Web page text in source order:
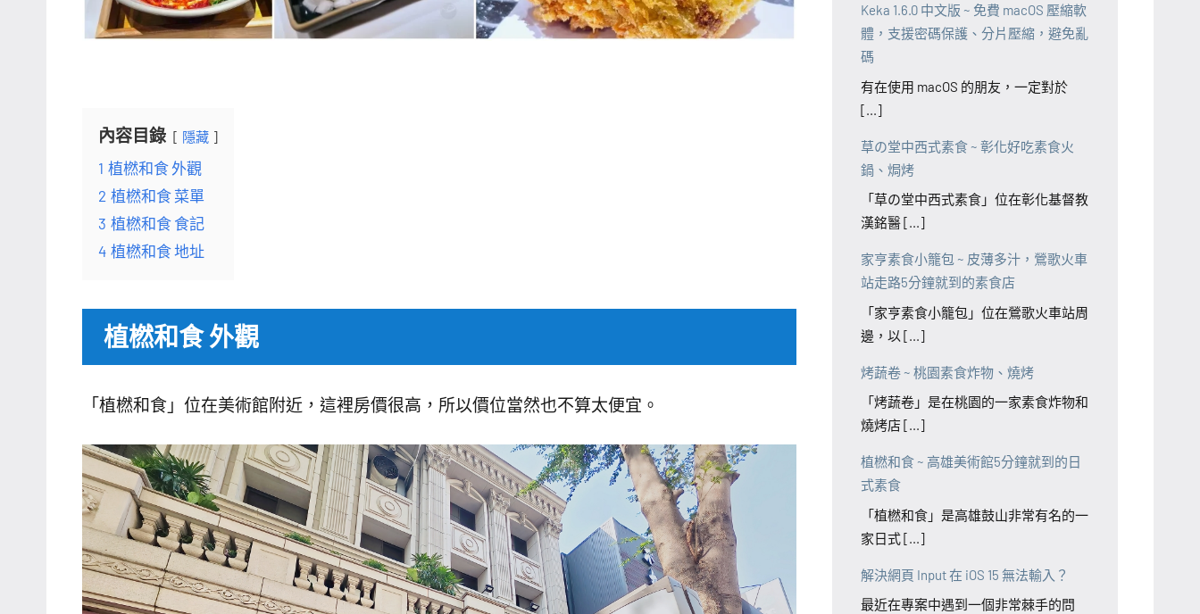
內容目錄 隱藏
1 植橪和食 外觀
2 植橪和食 菜單
3 植橪和食 食記
4 植橪和食 地址
植橪和食 外觀
「植橪和食」位在美術館附近，這裡房價很高，所以價位當然也不算太便宜。
Keka 1.6.0 中文版 ~ 免費 macOS 壓縮軟
體，支援密碼保護、分片壓縮，避免亂
碼
有在使用 macOS 的朋友，一定對於
[...]
草の堂中西式素食 ~ 彰化好吃素食火
鍋、焗烤
「草の堂中西式素食」位在彰化基督教
漢銘醫 [...]
家亨素食小籠包 ~ 皮薄多汁，鶯歌火車
站走路5分鐘就到的素食店
「家亨素食小籠包」位在鶯歌火車站周
邊，以 [...]
烤蔬卷 ~ 桃園素食炸物、燒烤
「烤蔬卷」是在桃園的一家素食炸物和
燒烤店 [...]
植橪和食 ~ 高雄美術館5分鐘就到的日
式素食
「植橪和食」是高雄鼓山非常有名的一
家日式 [...]
解決網頁 Input 在 iOS 15 無法輸入？
最近在專案中遇到一個非常棘手的問